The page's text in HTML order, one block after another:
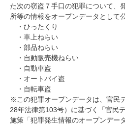
た次の窃盗７手口の犯罪について、
所等の情報をオープンデータとして
・ひったくり
・車上ねらい
・部品ねらい
・自動販売機ねらい
・自動車盗
・オートバイ盗
・自転車盗
※この犯罪オープンデータは、官民
28年法律第103号）に基づく「官民
施策「犯罪発生情報のオープンデー